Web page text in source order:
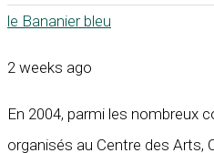
le Bananier bleu
2 weeks ago
En 2004, parmi les nombreux
organisés au Centre des Arts,